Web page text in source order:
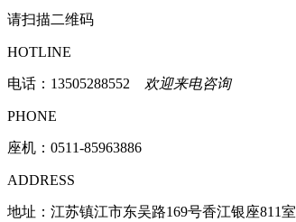
请扫描二维码
HOTLINE
电话： 13505288552 欢迎来电咨询
PHONE
座机：0511-85963886
ADDRESS
地址：江苏镇江市东吴路169号香江银座811室